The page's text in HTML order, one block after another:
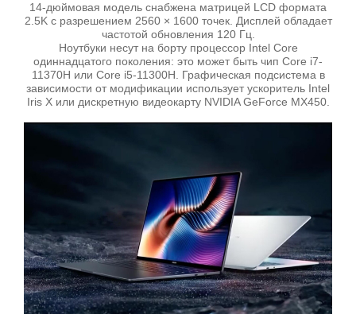
14-дюймовая модель снабжена матрицей LCD формата
2.5K с разрешением 2560 × 1600 точек. Дисплей обладает
частотой обновления 120 Гц.
Ноутбуки несут на борту процессор Intel Core
одиннадцатого поколения: это может быть чип Core i7-
11370H или Core i5-11300H. Графическая подсистема в
зависимости от модификации использует ускоритель Intel
Iris X или дискретную видеокарту NVIDIA GeForce MX450.